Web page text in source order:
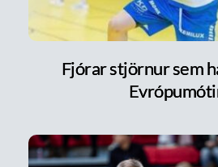
Fjórar stjörnur sem